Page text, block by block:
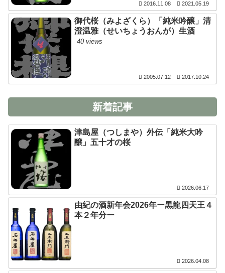
2016.11.08 2021.05.19
御代桜（みよざくら）「純米吟醸」清
澄温雅（せいちょうおんが）生酒
40 views
2005.07.12 2017.10.24
新着記事
津島屋（つしまや）外伝「純米大吟
醸」五十才の桜
2026.06.17
由紀の酒新年会2026年ー黒龍四天王４
本２年分ー
2026.04.08